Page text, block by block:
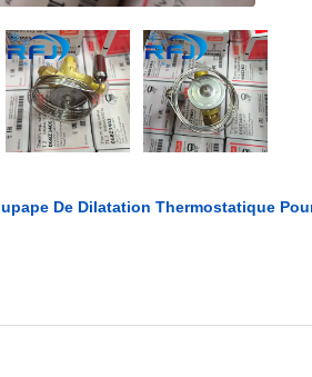
De Dilatation Thermostatique